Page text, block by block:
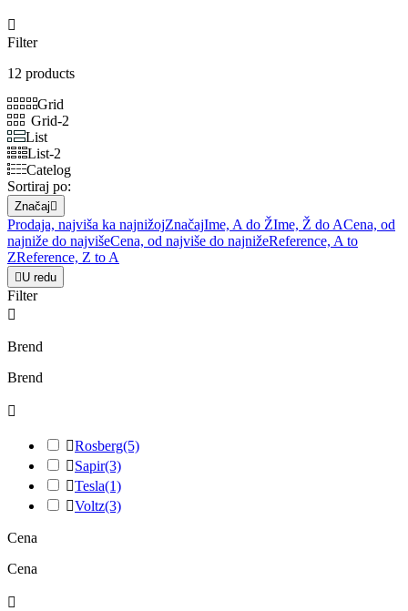

Filter
12 products
Grid
Grid-2
List
List-2
Catelog
Sortiraj po:
Značaj 
Prodaja, najviša ka najnižojZnačajIme, A do ŽIme, Ž do ACena, od
najniže do najvišeCena, od najviše do najnižeReference, A to
ZReference, Z to A
 U redu
Filter

Brend
Brend

Rosberg(5)
Sapir(3)
Tesla(1)
Voltz(3)
Cena
Cena
